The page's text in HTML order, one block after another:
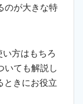
のが大きな特
方はもちろ
いても解説し
ときにお役立